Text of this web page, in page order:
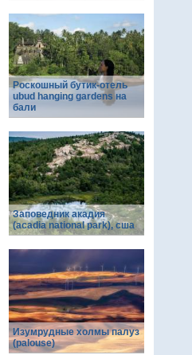
Роскошный бутик-отель
ubud hanging gardens на
бали
Заповедник акадия
(acadia national park), сша
Изумрудные холмы палуз
(palouse)